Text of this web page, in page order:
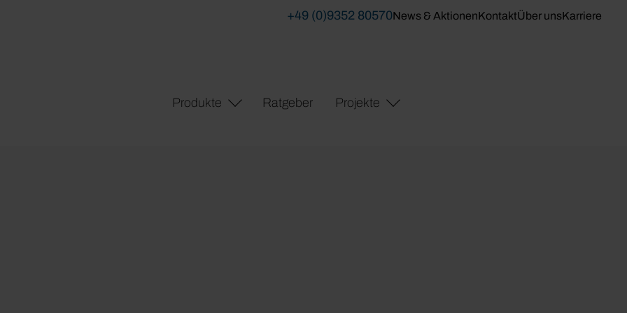
+49 (0)9352 80570News & AktionenKontaktÜber unsKarriere
Produkte
Ratgeber Projekte